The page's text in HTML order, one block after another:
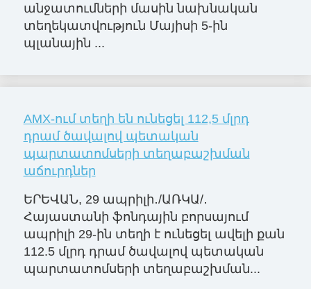
անջատումների մասին նախնական
տեղեկատվություն Մայիսի 5-ին
պլանային ...
AMX-ում տեղի են ունեցել 112,5 մլրդ
դրամ ծավալով պետական
պարտատոմսերի տեղաբաշխման
աճուրդներ
ԵՐԵՎԱՆ, 29 ապրիլի․/ԱՌԿԱ/․
Հայաստանի ֆոնդային բորսայում
ապրիլի 29-ին տեղի է ունեցել ավելի քան
112.5 մլրդ դրամ ծավալով պետական
պարտատոմսերի տեղաբաշխման...